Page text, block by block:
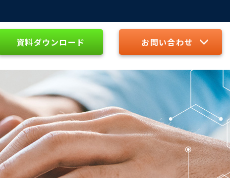
資料ダウンロード お問い合わせ